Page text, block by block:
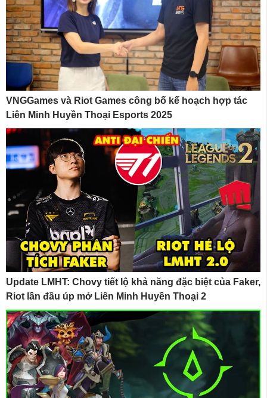
VNGGames và Riot Games công bố kế hoạch hợp tác
Liên Minh Huyền Thoại Esports 2025
Update LMHT: Chovy tiết lộ khả năng đặc biệt của Faker,
Riot lần đầu úp mở Liên Minh Huyền Thoại 2